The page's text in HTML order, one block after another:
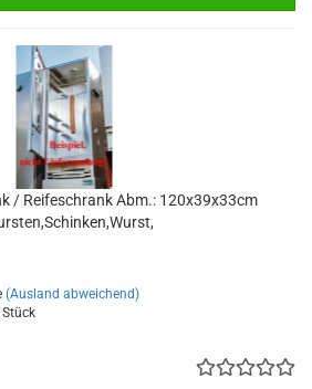
/ Reifeschrank Abm.: 120x39x33cm
(Ausland abweichend)
Stück